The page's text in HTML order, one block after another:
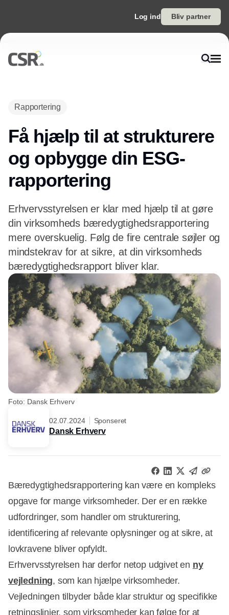
Log ind Bliv partner
Rapportering
Få hjælp til at strukturere
og opbygge din ESG-
rapportering
Erhvervsstyrelsen er klar med hjælp til at gøre
din virksomheds bæredygtighedsrapportering
mere overskuelig. Følg de fire centrale søjler og
mindstekrav for at sikre, at din virksomheds
bæredygtighedsrapport bliver klar.
Foto: Dansk Erhverv
02.07.2024 Sponseret
Dansk Erhverv
Bæredygtighedsrapportering kan være en kompleks
opgave for mange virksomheder. Der er en række
udfordringer, som handler om strukturering,
identificering af relevante oplysninger og at sikre, at
lovkravene bliver opfyldt.
Erhvervsstyrelsen har derfor netop udgivet en ny
vejledning, som kan hjælpe virksomheder.
Vejledningen tilbyder både klar struktur og specifikke
retningslinjer, som virksomheder kan følge for at